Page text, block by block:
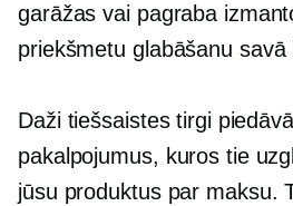
garāžas vai pagraba
priekšmetu glabāšanu
Daži tiešsaistes tirgi
pakalpojumus, kuros tie
jūsu produktus par maksu.